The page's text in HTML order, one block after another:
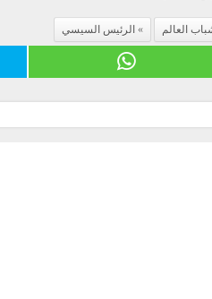
العالم الرئيس السيسي